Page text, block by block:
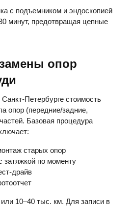
с подъемником и эндоскопией
минут, предотвращая цепные
опор
Санкт-Петербурге стоимость
опор (передние/задние,
Базовая процедура
старых опор
затяжкой по моменту
драйв
10–40 тыс. км. Для записи в